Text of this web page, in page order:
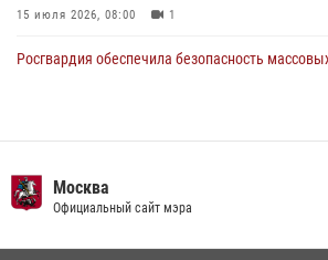
15 июля 2026, 08:00 1
Росгвардия обеспечила безопасность
чемпионат по самбо (виео)
15 июля 2026, 14:00 8
Москва
Официальный сайт мэра